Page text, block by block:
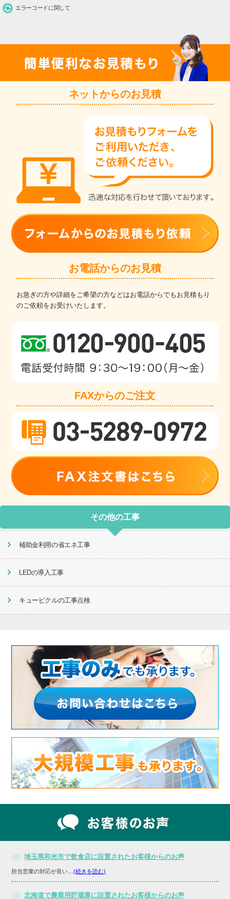
エラーコードに関して
ネットからのお見積
お電話からのお見積
お急ぎの方や詳細をご希望の方などはお電話からでもお見積もり
のご依頼をお受けいたします。
FAXからのご注文
その他の工事
補助金利用の省エネ工事
LEDの導入工事
キュービクルの工事点検
埼玉県和光市で飲食店に設置されたお客様からのお声
担当営業の対応が良い…(続きを読む)
北海道で農業用貯蔵庫に設置されたお客様からのお声